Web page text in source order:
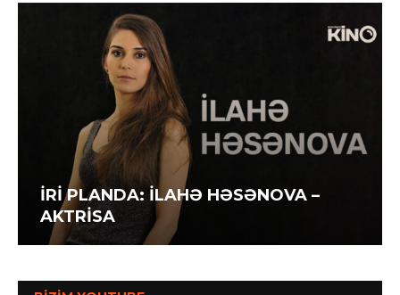
İRİ PLANDA: İLAHƏ HƏSƏNOVA –
AKTRİSA